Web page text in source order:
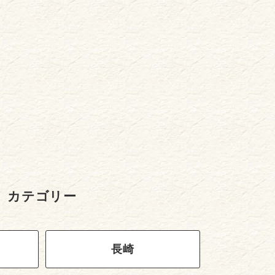
カテゴリー
長崎